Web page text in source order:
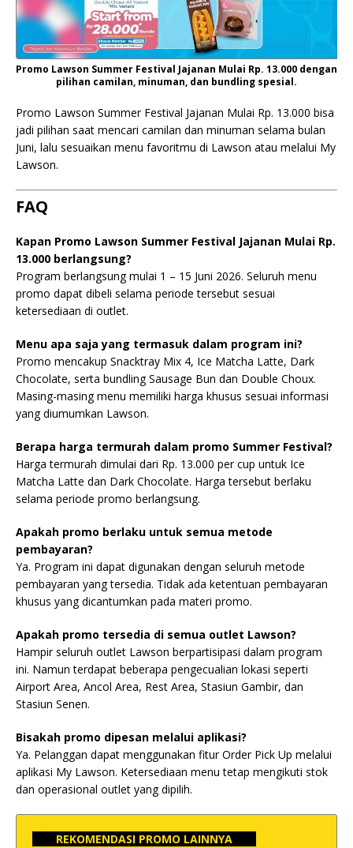
Promo Lawson Summer Festival Jajanan Mulai Rp. 13.000 dengan
pilihan camilan, minuman, dan bundling spesial.
Promo Lawson Summer Festival Jajanan Mulai Rp. 13.000 bisa
jadi pilihan saat mencari camilan dan minuman selama bulan
Juni, lalu sesuaikan menu favoritmu di Lawson atau melalui My
Lawson.
FAQ
Kapan Promo Lawson Summer Festival Jajanan Mulai Rp.
13.000 berlangsung?
Program berlangsung mulai 1 – 15 Juni 2026. Seluruh menu
promo dapat dibeli selama periode tersebut sesuai
ketersediaan di outlet.
Menu apa saja yang termasuk dalam program ini?
Promo mencakup Snacktray Mix 4, Ice Matcha Latte, Dark
Chocolate, serta bundling Sausage Bun dan Double Choux.
Masing-masing menu memiliki harga khusus sesuai informasi
yang diumumkan Lawson.
Berapa harga termurah dalam promo Summer Festival?
Harga termurah dimulai dari Rp. 13.000 per cup untuk Ice
Matcha Latte dan Dark Chocolate. Harga tersebut berlaku
selama periode promo berlangsung.
Apakah promo berlaku untuk semua metode
pembayaran?
Ya. Program ini dapat digunakan dengan seluruh metode
pembayaran yang tersedia. Tidak ada ketentuan pembayaran
khusus yang dicantumkan pada materi promo.
Apakah promo tersedia di semua outlet Lawson?
Hampir seluruh outlet Lawson berpartisipasi dalam program
ini. Namun terdapat beberapa pengecualian lokasi seperti
Airport Area, Ancol Area, Rest Area, Stasiun Gambir, dan
Stasiun Senen.
Bisakah promo dipesan melalui aplikasi?
Ya. Pelanggan dapat menggunakan fitur Order Pick Up melalui
aplikasi My Lawson. Ketersediaan menu tetap mengikuti stok
dan operasional outlet yang dipilih.
REKOMENDASI PROMO LAINNYA